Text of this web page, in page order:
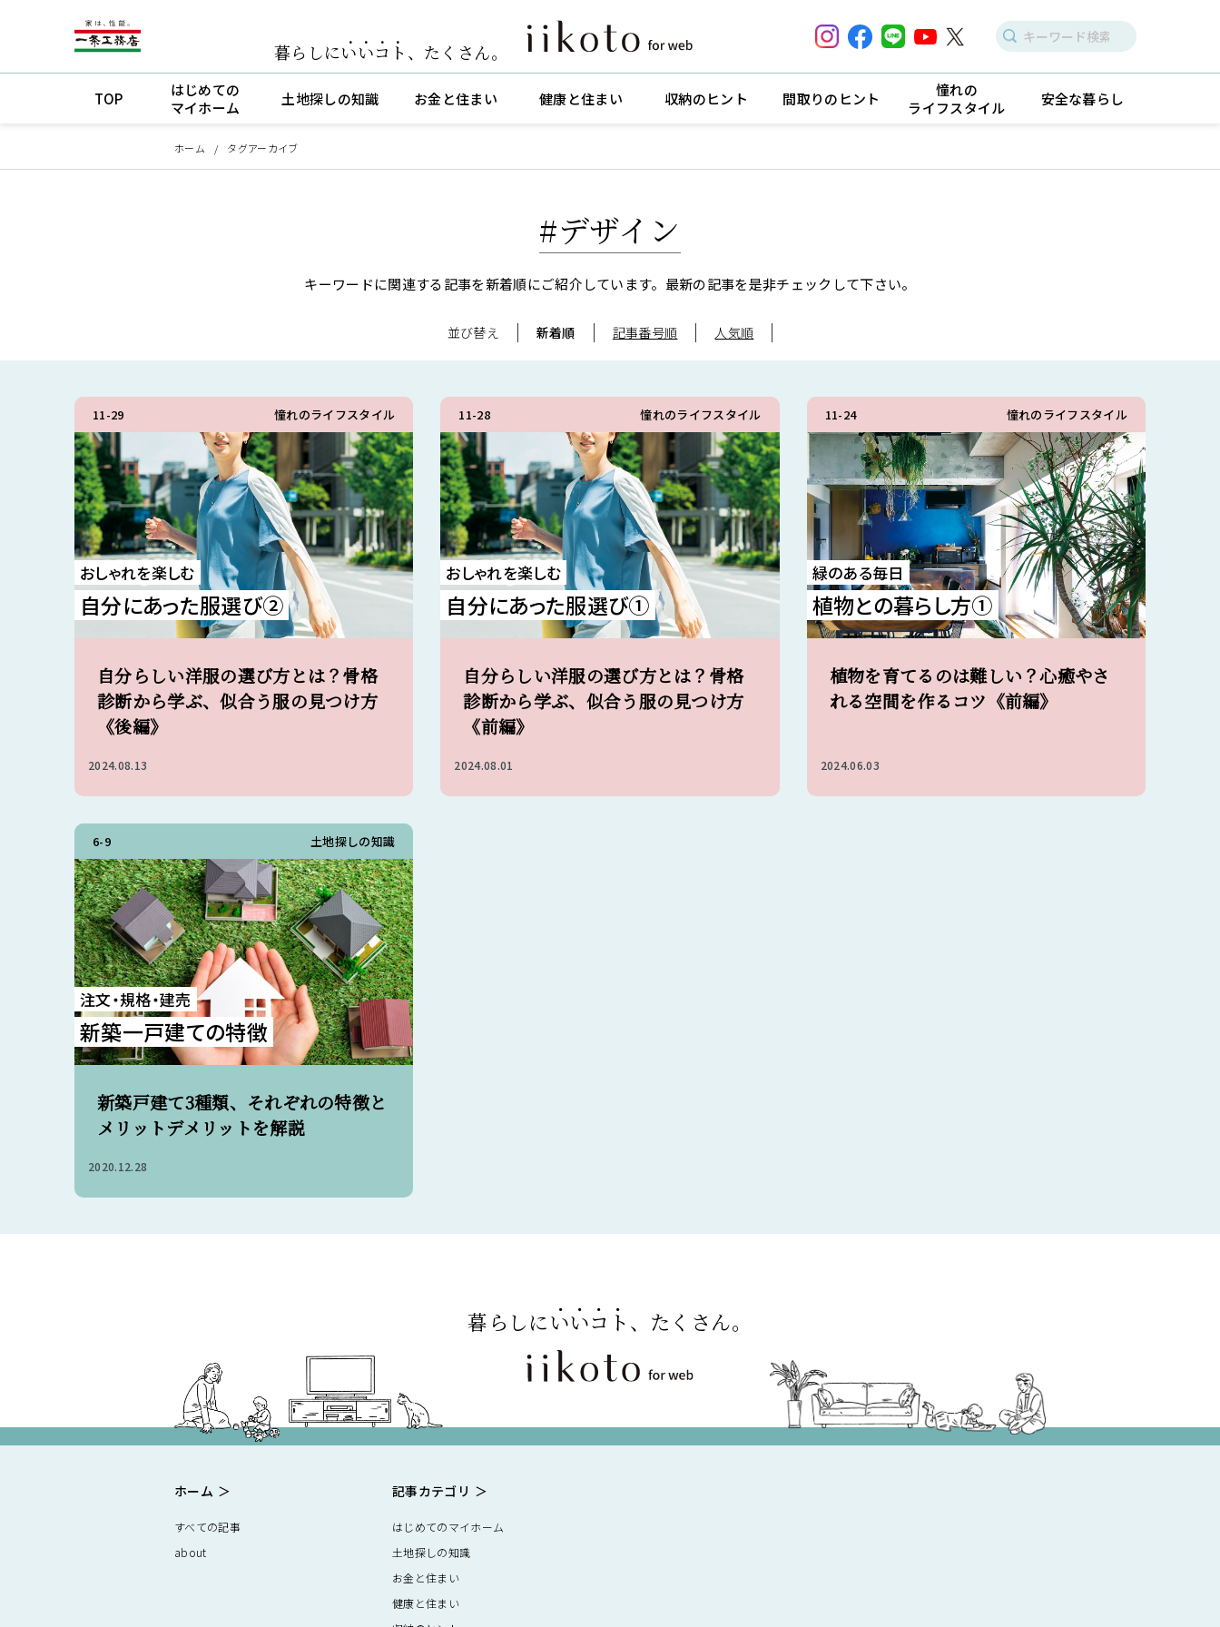
暮らしにいいコト 、 たくさん。
TOP
はじめての
マイホーム
土地探しの知識 お金と住まい 健康と住まい 収納のヒント 間取りのヒント
憧れの
ライフスタイル
安全な暮らし
ホーム タグアーカイブ
#デザイン
キーワードに関連する記事を新着順にご紹介しています。 最新の記事を是非チェックして下さい。
並び替え 新着順 記事番号順 人気順
11-29 憧れのライフスタイル
おしゃれを楽しむ
自分にあった服選び②
自分らしい洋服の選び方とは？骨格
診断から学ぶ、似合う服の見つけ方
《後編》
2024.08.13
11-28 憧れのライフスタイル
おしゃれを楽しむ
自分にあった服選び①
自分らしい洋服の選び方とは？骨格
診断から学ぶ、似合う服の見つけ方
《前編》
2024.08.01
11-24 憧れのライフスタイル
緑のある毎日
植物との暮らし方①
植物を育てるのは難しい？心癒やさ
れる空間を作るコツ《前編》
2024.06.03
6-9 土地探しの知識
注文・規格・建売
新築一戸建ての特徴
新築戸建て3種類、それぞれの特徴と
メリットデメリットを解説
2020.12.28
暮らしにいいコト、たくさん。
ホーム
すべての記事
about
記事カテゴリ
はじめてのマイホーム
土地探しの知識
お金と住まい
健康と住まい